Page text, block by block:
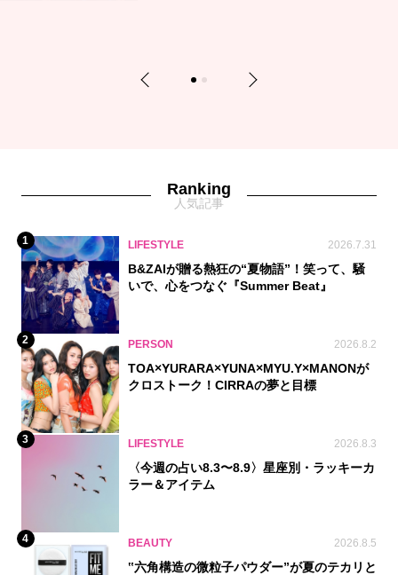
Previous 1 2 Next
Ranking
人気記事
1 LIFESTYLE 2026.7.31
B&ZAIが贈る熱狂の“夏物語”！笑って、騒
いで、心をつなぐ『Summer Beat』
2 PERSON 2026.8.2
TOA×YURARA×YUNA×MYU.Y×MANONが
クロストーク！CIRRAの夢と目標
3 LIFESTYLE 2026.8.3
〈今週の占い8.3〜8.9〉星座別・ラッキーカ
ラー＆アイテム
4 BEAUTY 2026.8.5
‟六角構造の微粒子パウダー”が夏のテカリと